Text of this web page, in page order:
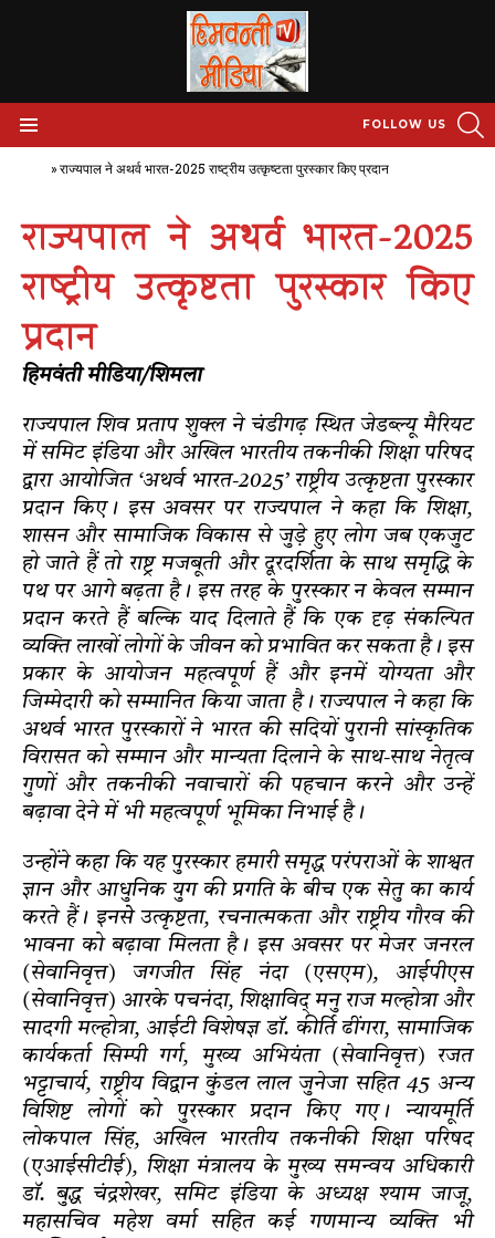
FOLLOW US
» राज्यपाल ने अथर्व भारत-2025 राष्ट्रीय उत्कृष्टता पुरस्कार किए प्रदान
राज्यपाल ने अथर्व भारत-2025
राष्ट्रीय उत्कृष्टता पुरस्कार किए
प्रदान
हिमवंती मीडिया/शिमला
राज्यपाल शिव प्रताप शुक्ल ने चंडीगढ़ स्थित जेडब्ल्यू मैरियट
में समिट इंडिया और अखिल भारतीय तकनीकी शिक्षा परिषद
द्वारा आयोजित ‘अथर्व भारत-2025’ राष्ट्रीय उत्कृष्टता पुरस्कार
प्रदान किए। इस अवसर पर राज्यपाल ने कहा कि शिक्षा,
शासन और सामाजिक विकास से जुड़े हुए लोग जब एकजुट
हो जाते हैं तो राष्ट्र मजबूती और दूरदर्शिता के साथ समृद्धि के
पथ पर आगे बढ़ता है। इस तरह के पुरस्कार न केवल सम्मान
प्रदान करते हैं बल्कि याद दिलाते हैं कि एक दृढ़ संकल्पित
व्यक्ति लाखों लोगों के जीवन को प्रभावित कर सकता है। इस
प्रकार के आयोजन महत्वपूर्ण हैं और इनमें योग्यता और
जिम्मेदारी को सम्मानित किया जाता है। राज्यपाल ने कहा कि
अथर्व भारत पुरस्कारों ने भारत की सदियों पुरानी सांस्कृतिक
विरासत को सम्मान और मान्यता दिलाने के साथ-साथ नेतृत्व
गुणों और तकनीकी नवाचारों की पहचान करने और उन्हें
बढ़ावा देने में भी महत्वपूर्ण भूमिका निभाई है।
उन्होंने कहा कि यह पुरस्कार हमारी समृद्ध परंपराओं के शाश्वत
ज्ञान और आधुनिक युग की प्रगति के बीच एक सेतु का कार्य
करते हैं। इनसेे उत्कृष्टता, रचनात्मकता और राष्ट्रीय गौरव की
भावना को बढ़ावा मिलता है। इस अवसर पर मेजर जनरल
(सेवानिवृत्त) जगजीत सिंह नंदा (एसएम), आईपीएस
(सेवानिवृत्त) आरके पचनंदा, शिक्षाविद् मनु राज मल्होत्रा और
सादगी मल्होत्रा, आईटी विशेषज्ञ डॉ. कीर्ति ढींगरा, सामाजिक
कार्यकर्ता सिम्पी गर्ग, मुख्य अभियंता (सेवानिवृत्त) रजत
भट्टाचार्य, राष्ट्रीय विद्वान कुंडल लाल जुनेजा सहित 45 अन्य
विशिष्ट लोगों को पुरस्कार प्रदान किए गए। न्यायमूर्ति
लोकपाल सिंह, अखिल भारतीय तकनीकी शिक्षा परिषद
(एआईसीटीई), शिक्षा मंत्रालय के मुख्य समन्वय अधिकारी
डॉ. बुद्ध चंद्रशेखर, समिट इंडिया के अध्यक्ष श्याम जाजू,
महासचिव महेश वर्मा सहित कई गणमान्य व्यक्ति भी